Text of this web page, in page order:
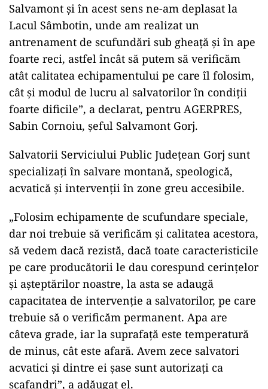
Salvamont și în acest sens ne-am deplasat la
Lacul Sâmbotin, unde am realizat un
antrenament de scufundări sub gheață și în ape
foarte reci, astfel încât să putem să verificăm
atât calitatea echipamentului pe care îl folosim,
cât și modul de lucru al salvatorilor în condiții
foarte dificile”, a declarat, pentru AGERPRES,
Sabin Cornoiu, șeful Salvamont Gorj.
Salvatorii Serviciului Public Județean Gorj sunt
specializați în salvare montană, speologică,
acvatică și intervenții în zone greu accesibile.
„Folosim echipamente de scufundare speciale,
dar noi trebuie să verificăm și calitatea acestora,
să vedem dacă rezistă, dacă toate caracteristicile
pe care producătorii le dau corespund cerințelor
și așteptărilor noastre, la asta se adaugă
capacitatea de intervenție a salvatorilor, pe care
trebuie să o verificăm permanent. Apa are
câteva grade, iar la suprafață este temperatură
de minus, cât este afară. Avem zece salvatori
acvatici și dintre ei șase sunt autorizați ca
scafandri”, a adăugat el.